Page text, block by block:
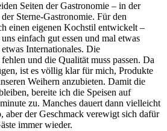
Seiten der Gastronomie – in der
Sterne-Gastronomie. Für den
einen eigenen Kochstil entwickelt –
einfach gut essen und mal etwas
Internationales. Die
und die Qualität muss passen. Da
ist es völlig klar für mich, Produkte
Weihern anzubieten. Damit die
bereite ich die Speisen auf
zu. Manches dauert dann vielleicht
aber der Geschmack verewigt sich dafür
immer wieder.